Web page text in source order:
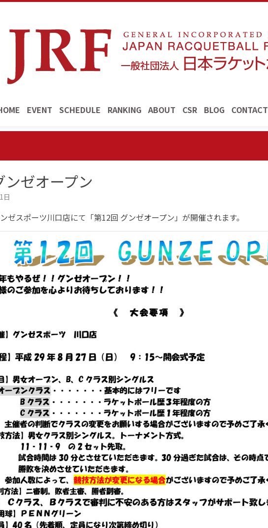
EVENT SCHEDULE RANKING ABOUT CSR BLOG CONTACT
ンゼオープン
日
ゼスポーツ川口店にて「第12回 グンゼオープン」が開催されます。